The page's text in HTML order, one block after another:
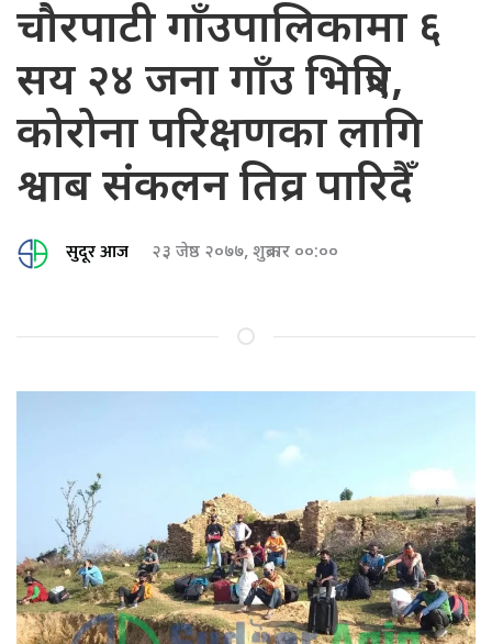
चौरपाटी गाँउपालिकामा ६
सय २४ जना गाँउ भित्रिए,
कोरोना परिक्षणका लागि
श्वाब संकलन तिव्र पारिदैँ
सुदूर आज २३ जेष्ठ २०७७, शुक्रबार ००:००